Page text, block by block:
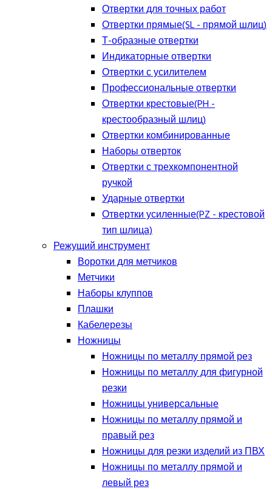
Отвертки для точных работ
Отвертки прямые(SL - прямой шлиц)
Т-образные отвертки
Индикаторные отвертки
Отвертки с усилителем
Профессиональные отвертки
Отвертки крестовые(PH -
крестообразный шлиц)
Отвертки комбинированные
Наборы отверток
Отвертки с трехкомпонентной
ручкой
Ударные отвертки
Отвертки усиленные(PZ - крестовой
тип шлица)
Режущий инструмент
Воротки для метчиков
Метчики
Наборы клуппов
Плашки
Кабелерезы
Ножницы
Ножницы по металлу прямой рез
Ножницы по металлу для фигурной
резки
Ножницы универсальные
Ножницы по металлу прямой и
правый рез
Ножницы для резки изделий из ПВХ
Ножницы по металлу прямой и
левый рез